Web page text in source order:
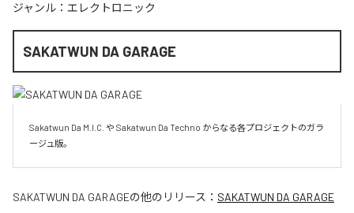
ジャンル： エレクトロニック
SAKATWUN DA GARAGE
Sakatwun Da M.I.C. や Sakatwun Da Techno からなる各プロジェクトのガラ
ージュ版。
SAKATWUN DA GARAGEの他のリリース： SAKATWUN DA GARAGE